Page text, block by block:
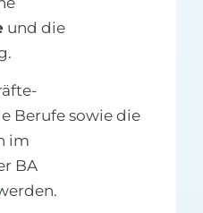
und die
Berufe sowie die
im
BA